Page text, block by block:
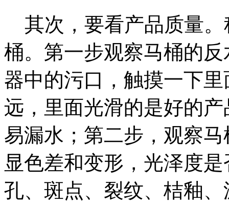
其次，要看产品质量。
桶。第一步观察马桶的
器中的污口，触摸一下
远，里面光滑的是好的
易漏水；第二步，观察
显色差和变形，光泽度
孔、斑点、裂纹、桔釉